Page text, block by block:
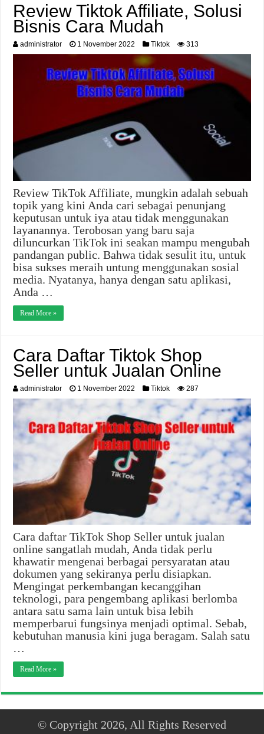
Review Tiktok Affiliate, Solusi
Bisnis Cara Mudah
administrator 1 November 2022 Tiktok 313
Review TikTok Affiliate, mungkin adalah sebuah
topik yang kini Anda cari sebagai penunjang
keputusan untuk iya atau tidak menggunakan
layanannya. Terobosan yang baru saja
diluncurkan TikTok ini seakan mampu mengubah
pandangan public. Bahwa tidak sesulit itu, untuk
bisa sukses meraih untung menggunakan sosial
media. Nyatanya, hanya dengan satu aplikasi,
Anda …
Read More »
Cara Daftar Tiktok Shop
Seller untuk Jualan Online
administrator 1 November 2022 Tiktok 287
Cara daftar TikTok Shop Seller untuk jualan
online sangatlah mudah, Anda tidak perlu
khawatir mengenai berbagai persyaratan atau
dokumen yang sekiranya perlu disiapkan.
Mengingat perkembangan kecanggihan
teknologi, para pengembang aplikasi berlomba
antara satu sama lain untuk bisa lebih
memperbarui fungsinya menjadi optimal. Sebab,
kebutuhan manusia kini juga beragam. Salah satu
…
Read More »
© Copyright 2026, All Rights Reserved